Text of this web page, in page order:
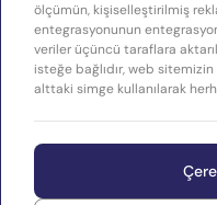
ölçümün, kişiselleştirilmiş
entegrasyonunun
veriler üçüncü taraflara
isteğe bağlıdır, web
alttaki simge kullanılarak